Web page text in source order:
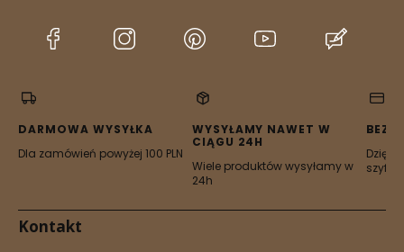
(Otwiera (Otwiera (Otwiera
nowej
(Otwiera
nowej
DARMOWA WYSYŁKA
Dla zamówień powyżej 100 PLN
WYSYŁAMY NAWET W
CIĄGU 24H
Wiele produktów wysyłamy w
24h
Dzięki
Kontakt